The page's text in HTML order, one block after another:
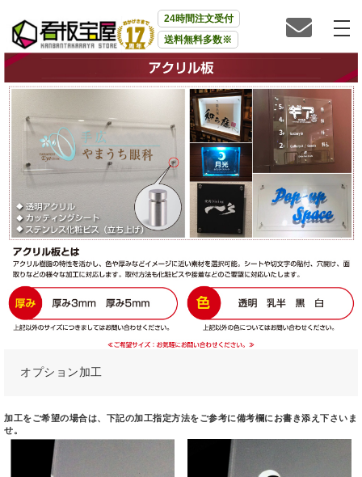
24時間注文受付
送料無料多数※
オプション加工
加工をご希望の場合は、下記の加工指定方法をご参考に備考欄にお書き添え下さいま
せ。